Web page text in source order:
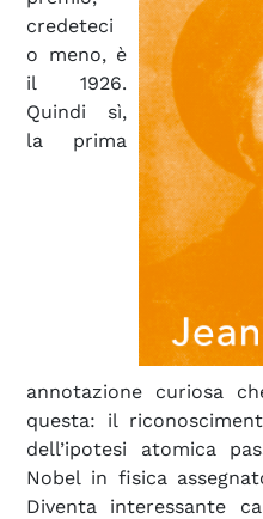
credeteci
o meno, è
il 1926.
Quindi sì,
la prima
annotazione curiosa
questa: il
dell’ipotesi atomica
Nobel in fisica
Diventa interessante